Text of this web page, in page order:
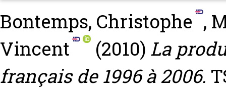
Bontemps, Christophe ,
Vincent
(2010) La
français de 1996 à 2006.